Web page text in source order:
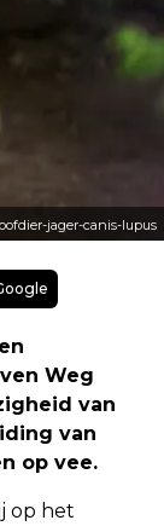
jager-canis-lupus
Weg
van
van
op vee.
op het